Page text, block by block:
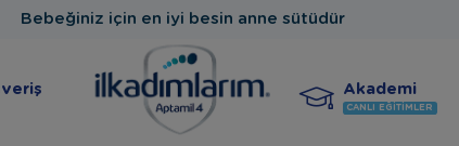
Bebeğiniz için en iyi besin anne sütüdür
Akademi
CANLI EĞITIMLER